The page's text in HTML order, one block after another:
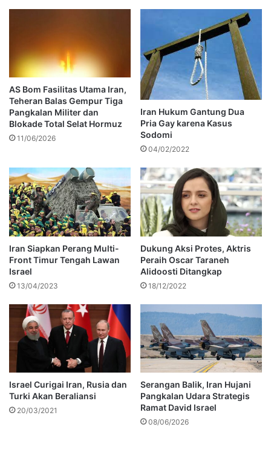
AS Bom Fasilitas Utama Iran,
Teheran Balas Gempur Tiga
Pangkalan Militer dan
Blokade Total Selat Hormuz
11/06/2026
Iran Hukum Gantung Dua
Pria Gay karena Kasus
Sodomi
04/02/2022
Iran Siapkan Perang Multi-
Front Timur Tengah Lawan
Israel
13/04/2023
Dukung Aksi Protes, Aktris
Peraih Oscar Taraneh
Alidoosti Ditangkap
18/12/2022
Israel Curigai Iran, Rusia dan
Turki Akan Beraliansi
20/03/2021
Serangan Balik, Iran Hujani
Pangkalan Udara Strategis
Ramat David Israel
08/06/2026